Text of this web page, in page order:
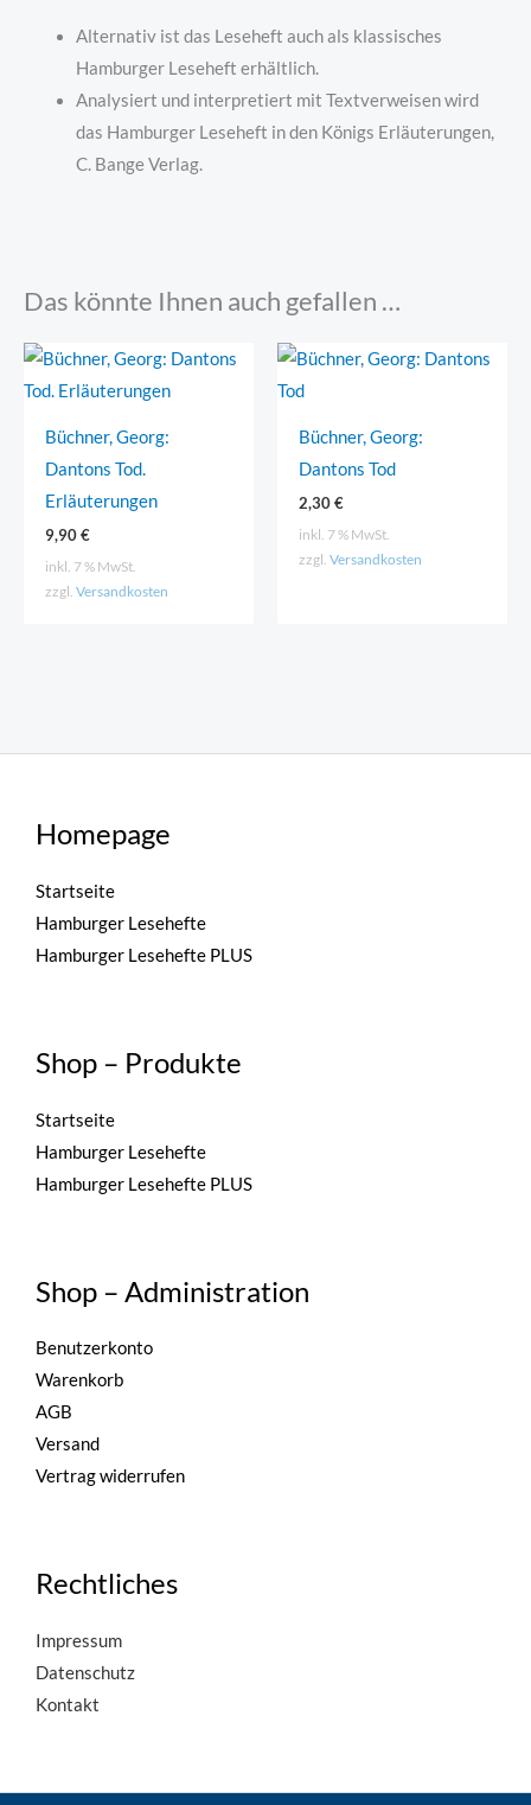
Alternativ ist das Leseheft auch als klassisches
Hamburger Leseheft erhältlich.
Analysiert und interpretiert mit Textverweisen wird
das Hamburger Leseheft in den Königs Erläuterungen,
C. Bange Verlag.
Das könnte Ihnen auch gefallen …
Büchner, Georg:
Dantons Tod.
Erläuterungen
9,90€
inkl. 7 % MwSt.
zzgl. Versandkosten
Büchner, Georg:
Dantons Tod
2,30€
inkl. 7 % MwSt.
zzgl. Versandkosten
Homepage
Startseite
Hamburger Lesehefte
Hamburger Lesehefte PLUS
Shop – Produkte
Startseite
Hamburger Lesehefte
Hamburger Lesehefte PLUS
Shop – Administration
Benutzerkonto
Warenkorb
AGB
Versand
Vertrag widerrufen
Rechtliches
Impressum
Datenschutz
Kontakt